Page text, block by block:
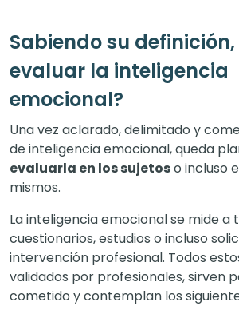
Sabiendo su
evaluar la inteligencia
emocional?
Una vez aclarado, delimitado y
de inteligencia emocional, queda
evaluarla en los sujetoso incluso
mismos.
La inteligencia emocional se mide a
cuestionarios, estudios o incluso
intervención profesional. Todos
validados por profesionales, sirven
cometido y contemplan los